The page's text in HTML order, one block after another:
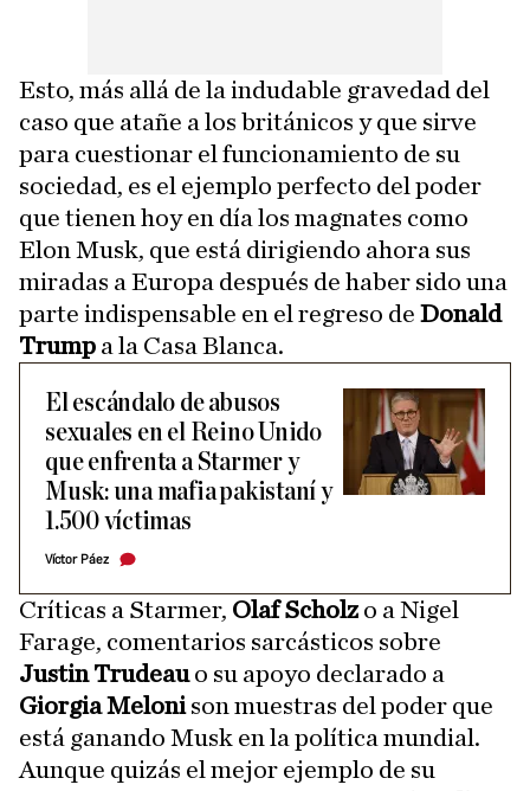
Esto, más allá de la indudable gravedad del
caso que atañe a los británicos y que sirve
para cuestionar el funcionamiento de su
sociedad, es el ejemplo perfecto del poder
que tienen hoy en día los magnates como
Elon Musk, que está dirigiendo ahora sus
miradas a Europa después de haber sido una
parte indispensable en el regreso de Donald
Trump a la Casa Blanca.
El escándalo de abusos
sexuales en el Reino Unido
que enfrenta a Starmer y
Musk: una mafia pakistaní y
1.500 víctimas
Víctor Páez
Críticas a Starmer, Olaf Scholzo a Nigel
Farage, comentarios sarcásticos sobre
Justin Trudeauo su apoyo declarado a
Giorgia Melonison muestras del poder que
está ganando Musk en la política mundial.
Aunque quizás el mejor ejemplo de su